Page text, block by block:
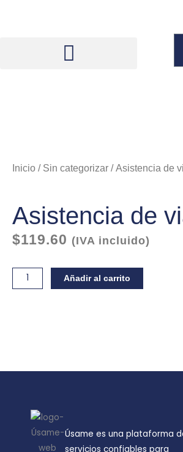
Inicio / Sin categorizar / Asistencia de
Asistencia de
$119.60 (IVA incluido)
Asistencia
de
Añadir al carrito
Úsame es una plataforma
servicios confiables para